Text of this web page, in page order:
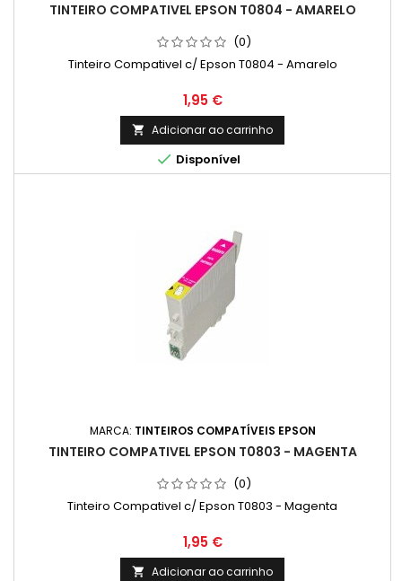
TINTEIRO COMPATIVEL EPSON T0804 - AMARELO
(0)
Tinteiro Compativel c/ Epson T0804 - Amarelo
Preço
1,95 €
 Adicionar ao carrinho
 Disponível
MARCA: TINTEIROS COMPATÍVEIS EPSON
TINTEIRO COMPATIVEL EPSON T0803 - MAGENTA
(0)
Tinteiro Compativel c/ Epson T0803 - Magenta
Preço
1,95 €
 Adicionar ao carrinho